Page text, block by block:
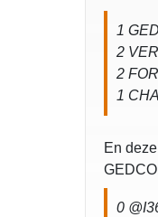
1
2
2
1
En
0